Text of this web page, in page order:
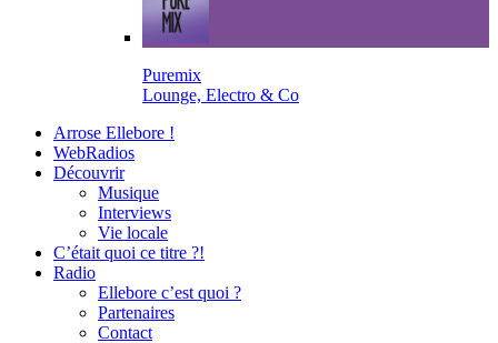
Puremix
Lounge, Electro & Co
Arrose Ellebore !
WebRadios
Découvrir
Musique
Interviews
Vie locale
C’était quoi ce titre ?!
Radio
Ellebore c’est quoi ?
Partenaires
Contact